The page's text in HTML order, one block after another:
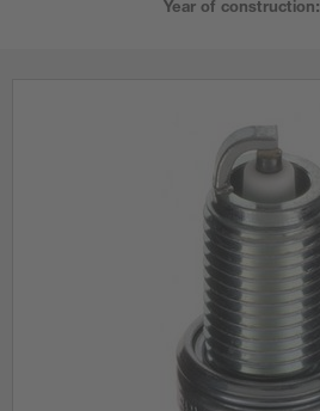
Year of construction: